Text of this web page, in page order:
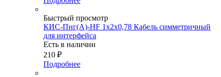
Быстрый просмотр
КИС-Пнг(А)-HF 1х2х0,78 Кабель симметричный
для интерфейса
Есть в наличии
210 ₽
Подробнее